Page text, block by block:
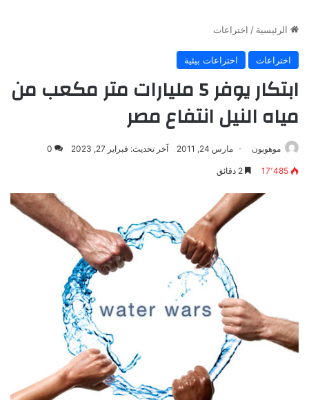
الرئيسية / اختراعات
اختراعات اختراعات بيئية
ابتكار يوفر 5 مليارات متر مكعب من
مياه النيل انتفاع مصر
موهوبون مارس 24, 2011 آخر تحديث: فبراير 27, 2023 0
17٬485